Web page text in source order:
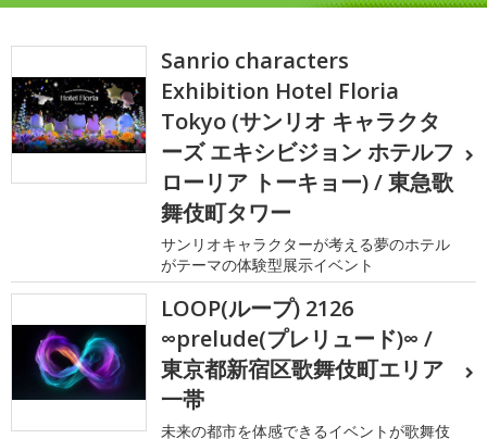
Sanrio characters
Exhibition Hotel Floria
Tokyo (サンリオ キャラクタ
ーズ エキシビジョン ホテルフ
ローリア トーキョー) / 東急歌
舞伎町タワー
サンリオキャラクターが考える夢のホテル
がテーマの体験型展示イベント
LOOP(ループ) 2126
∞prelude(プレリュード)∞ /
東京都新宿区歌舞伎町エリア
一帯
未来の都市を体感できるイベントが歌舞伎